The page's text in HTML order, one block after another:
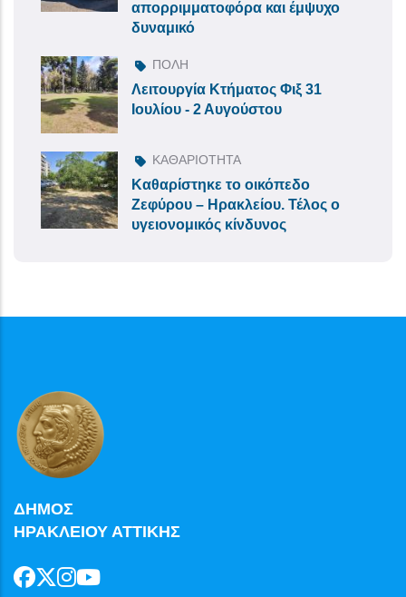
απορριμματοφόρα και έμψυχο
δυναμικό
ΠΟΛΗ
Λειτουργία Κτήματος Φιξ 31
Ιουλίου - 2 Αυγούστου
ΚΑΘΑΡΙΟΤΗΤΑ
Καθαρίστηκε το οικόπεδο
Ζεφύρου – Ηρακλείου. Τέλος ο
υγειονομικός κίνδυνος
ΔΗΜΟΣ
ΗΡΑΚΛΕΙΟΥ ΑΤΤΙΚΗΣ